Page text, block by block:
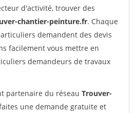
d'activité, trouver des
chantier-peinture.fr. Chaque
demandent des devis
facilement vous mettre en
demandeurs de travaux
partenaire du réseau Trouver-
une demande gratuite et